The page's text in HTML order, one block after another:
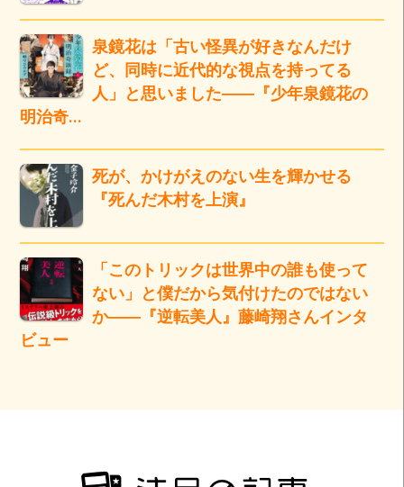
泉鏡花は「古い怪異が好きなんだけ
ど、同時に近代的な視点を持ってる
人」と思いました――『少年泉鏡花の
明治奇…
死が、かけがえのない生を輝かせる
『死んだ木村を上演』
「このトリックは世界中の誰も使って
ない」と僕だから気付けたのではない
か――『逆転美人』藤崎翔さんインタ
ビュー